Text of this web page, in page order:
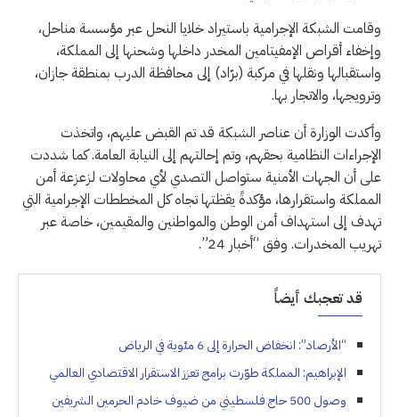
وقامت الشبكة الإجرامية باستيراد خلايا النحل عبر مؤسسة مناحل،
وإخفاء أقراص الإمفيتامين المخدر داخلها وشحنها إلى المملكة،
واستقبالها ونقلها في مركبة (برّاد) إلى محافظة الدرب بمنطقة جازان،
وترويجها، والاتجار بها.
وأكدت الوزارة أن عناصر الشبكة قد تم القبض عليهم، واتخذت
الإجراءات النظامية بحقهم، وتم إحالتهم إلى النيابة العامة. كما شددت
على أن الجهات الأمنية ستواصل التصدي لأي محاولات لزعزعة أمن
المملكة واستقرارها، مؤكدةً يقظتها تجاه كل المخططات الإجرامية التي
تهدف إلى استهداف أمن الوطن والمواطنين والمقيمين، خاصة عبر
تهريب المخدرات. وفق “أخبار 24”.
قد تعجبك أيضاً
“الأرصاد”: انخفاض الحرارة إلى 6 مئوية في الرياض
الإبراهيم: المملكة طوّرت برامج تعزز الاستقرار الاقتصادي العالمي
وصول 500 حاج فلسطيني من ضيوف خادم الحرمين الشريفين